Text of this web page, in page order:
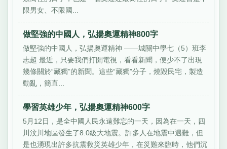
限男女、不限國...
做堅強的中國人，弘揚奧運精神800字
做堅強的中國人，弘揚奧運精神 ——城關中學七（5）班李
志超 最近，只要我們打開電視，看看新聞，便少不了出現
幾條關於“藏獨”的新聞。這些“藏獨”分子，燒毀民宅，製造
動亂，簡直...
學習英雄少年，弘揚奧運精神600字
5月12日，是全中國人民永遠難忘的一天，因為在一天，四
川汶川地區發生了8.0級大地震。許多人在地震中遇難，但
是也湧現出許多抗震救災英雄少年，在災難來臨時，他們沉